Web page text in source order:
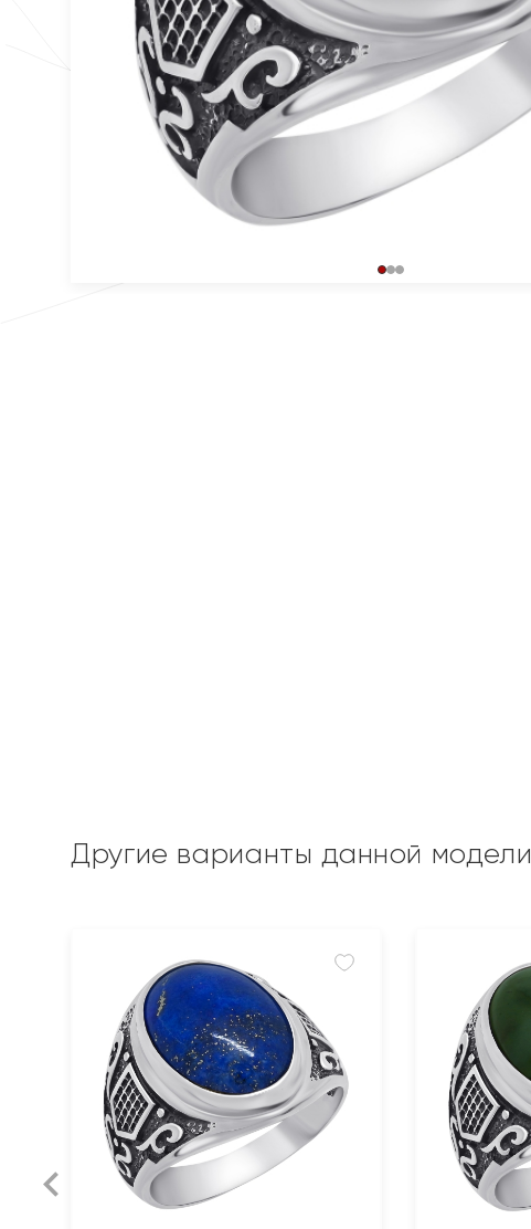
Другие варианты данной модели